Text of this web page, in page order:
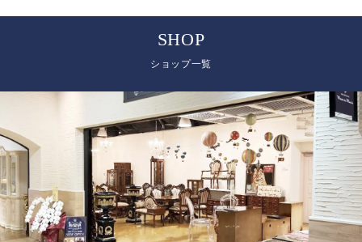
SHOP
ショップ一覧